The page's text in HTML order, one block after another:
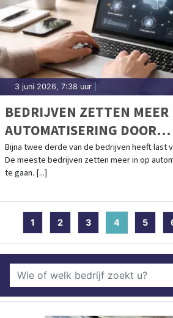
3 juni 2026, 7:38 uur
BEDRIJVEN ZETTEN MEER
AUTOMATISERING DOOR
PERSONEELSTEKORT
Bijna twee derde van de bedrijven heeft last
De meeste bedrijven zetten meer in op
te gaan. [...]
1 2 3 4 (current)
5